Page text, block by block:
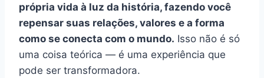
própria vida à luz da história, fazendo você
repensar suas relações, valores e a forma
como se conecta com o mundo. Isso não é só
uma coisa teórica — é uma experiência que
pode ser transformadora.